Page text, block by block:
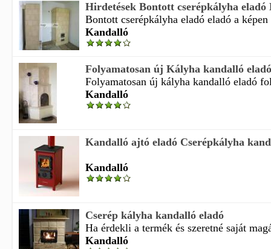
Hirdetések Bontott cserépkályha
Bontott cserépkályha eladó eladó a
Kandalló
Folyamatosan új Kályha kandalló eladó
Folyamatosan új kályha kandalló eladó
Kandalló
Kandalló ajtó eladó Cserépkályha
Kandalló
Cserép kályha kandalló eladó
Ha érdekli a termék és szeretné saját
Kandalló